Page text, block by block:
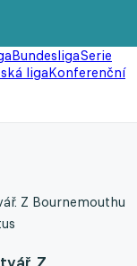
BundesligaSerie
ligaKonferenční
Z Bournemouthu